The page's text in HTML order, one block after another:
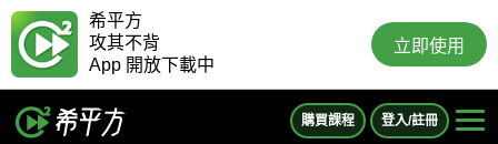
希平方
攻其不背
App 開放下載中
立即使用
購買課程 登入/註冊